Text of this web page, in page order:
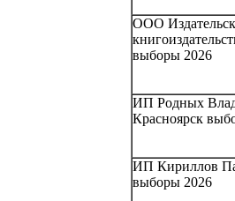
ООО
выборы 2026
ИП Родных
Красноярск
ИП Кириллов
выборы 2026